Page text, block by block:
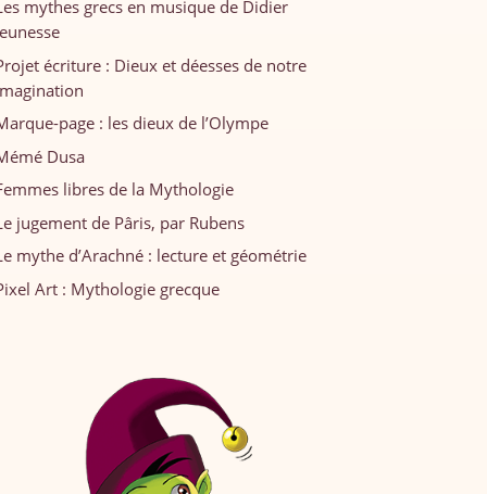
mythes grecs en musique de Didier
écriture : Dieux et déesses de notre
page : les dieux de l’Olympe
Dusa
libres de la Mythologie
jugement de Pâris, par Rubens
mythe d’Arachné : lecture et géométrie
Art : Mythologie grecque